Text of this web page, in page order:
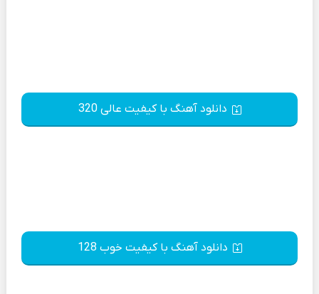
دانلود آهنگ با کیفیت عالی 320
دانلود آهنگ با کیفیت خوب 128